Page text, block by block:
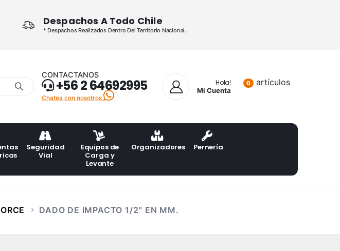
Despachos A Todo Chile
* Despachos Realizados Dentro Del Territorio Nacional.
CONTACTANOS
+56 2 64692995
Chatea con nosotros
Hola!
Mi Cuenta
0 artículos
Seguridad
Vial
Equipos de
Carga y
Levante
Organizadores Pernería
DADO DE IMPACTO 1/2″ EN MM.